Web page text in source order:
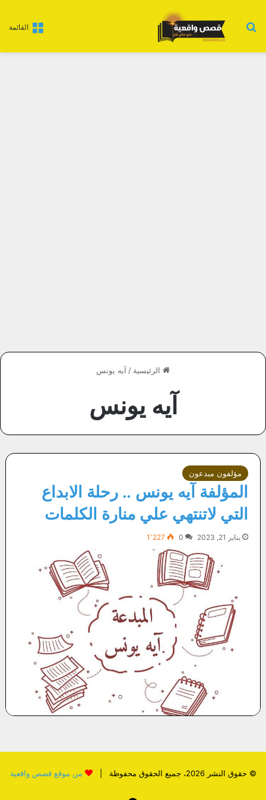
القائمة بحث عن
الرئيسية / آيه يونس
آيه يونس
مؤلفون مبدعون
المؤلفة آيه يونس .. رحلة الابداع
التي لاتنتهي علي منارة الكلمات
يناير 21, 2023 0 1٬227
© حقوق النشر 2026، جميع الحقوق محفوظة | من موقع قصص واقعية